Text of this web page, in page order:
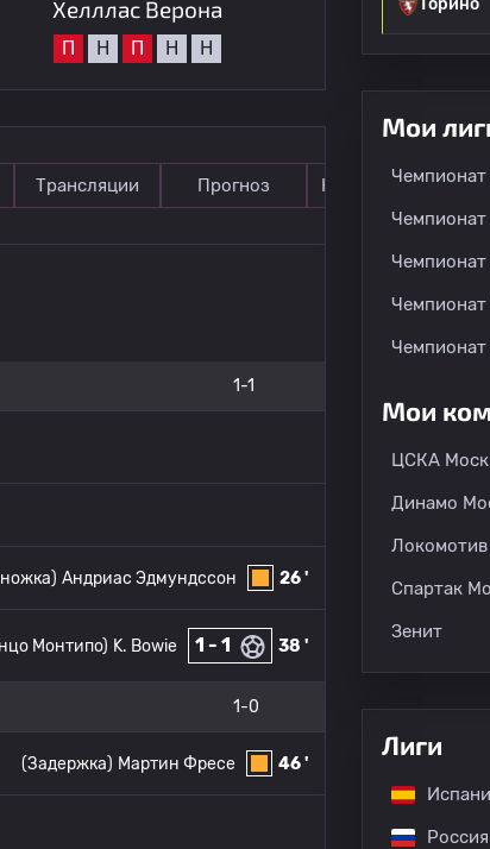
Хелллас Верона
П Н П Н Н
Трансляции Прогноз Комментарии
1-1
26 '
Андриас Эдмундссон
38 '
1 - 1
K. Bowie
Монтипо)
1-0
46 '
Мартин Фресе
(Задержка)
Рейнджерс
Торино
Мои
Чемпионат
Чемпионат
Мои
ЦСКА
Динамо
Спартак
Зенит
Лиги